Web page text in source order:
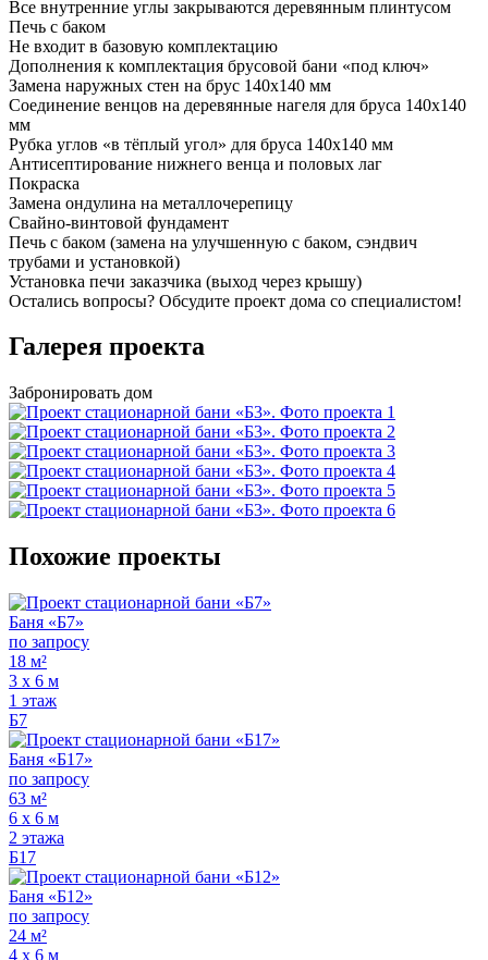
Все внутренние углы закрываются деревянным плинтусом
Печь с баком
Не входит в базовую комплектацию
Дополнения к комплектация брусовой бани «под ключ»
Замена наружных стен на брус 140х140 мм
Соединение венцов на деревянные нагеля для бруса 140х140
мм
Рубка углов «в тёплый угол» для бруса 140х140 мм
Антисептирование нижнего венца и половых лаг
Покраска
Замена ондулина на металлочерепицу
Свайно-винтовой фундамент
Печь с баком (замена на улучшенную с баком, сэндвич
трубами и установкой)
Установка печи заказчика (выход через крышу)
Остались вопросы? Обсудите проект дома со специалистом!
Галерея проекта
Забронировать дом
Похожие проекты
Баня «Б7»
по запросу
18 м²
3 х 6 м
1 этаж
Б7
Баня «Б17»
по запросу
63 м²
6 х 6 м
2 этажа
Б17
Баня «Б12»
по запросу
24 м²
4 х 6 м